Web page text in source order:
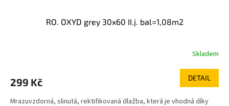
RO. OXYD grey 30x60 II.j. bal=1,08m2
Skladem
299 Kč DETAIL
Mrazuvzdorná, slinutá, rektifikovaná dlažba, která je vhodná díky